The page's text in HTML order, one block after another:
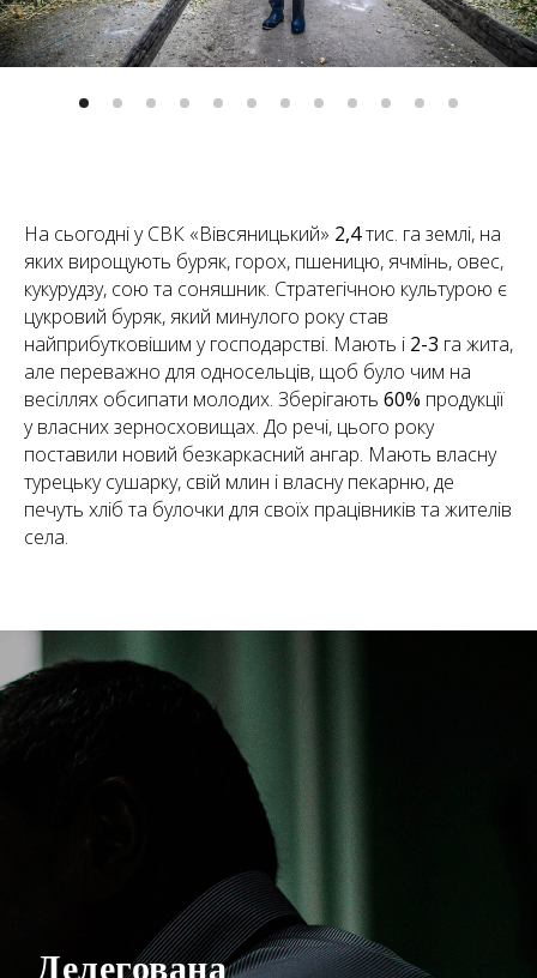
На сьогодні у СВК «Вівсяницький» 2,4тис. га землі, на
яких вирощують буряк, горох, пшеницю, ячмінь, овес,
кукурудзу, сою та соняшник. Стратегічною культурою є
цукровий буряк, який минулого року став
найприбутковішим у господарстві. Мають і 2-3 га жита,
але переважно для односельців, щоб було чим на
весіллях обсипати молодих. Зберігають 60% продукції
у власних зерносховищах. До речі, цього року
поставили новий безкаркасний ангар. Мають власну
турецьку сушарку, свій млин і власну пекарню, де
печуть хліб та булочки для своїх працівників та жителів
села.
Делегована